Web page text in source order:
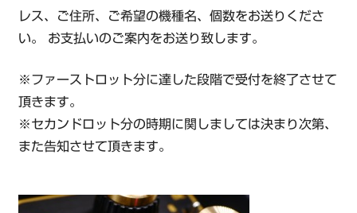
レス、ご住所、ご希望の機種名、個数をお送りくださ
い。 お支払いのご案内をお送り致します。
※ファーストロット分に達した段階で受付を終了させて
頂きます。
※セカンドロット分の時期に関しましては決まり次第、
また告知させて頂きます。